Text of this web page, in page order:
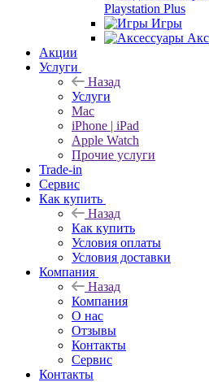
Playstation Plus
Игры
Акции
Услуги
Назад
Услуги
Mac
iPhone | iPad
Apple Watch
Прочие услуги
Trade-in
Сервис
Как купить
Назад
Как купить
Условия оплаты
Условия доставки
Компания
Назад
Компания
О нас
Отзывы
Контакты
Сервис
Контакты